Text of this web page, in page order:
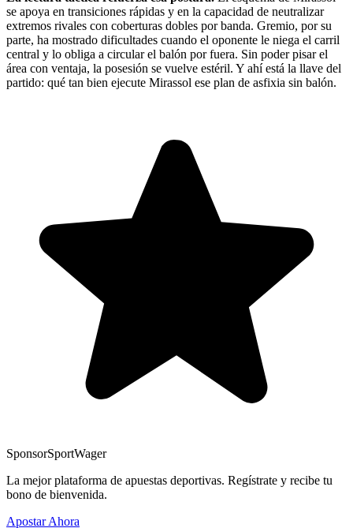
se apoya en transiciones rápidas y en la capacidad de neutralizar
extremos rivales con coberturas dobles por banda. Gremio, por su
parte, ha mostrado dificultades cuando el oponente le niega el carril
central y lo obliga a circular el balón por fuera. Sin poder pisar el
área con ventaja, la posesión se vuelve estéril. Y ahí está la llave del
partido: qué tan bien ejecute Mirassol ese plan de asfixia sin balón.
SponsorSportWager
La mejor plataforma de apuestas deportivas. Regístrate y recibe tu
bono de bienvenida.
Apostar Ahora